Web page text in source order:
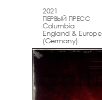
2021
ПЕРВЫЙ ПРЕСС
Columbia
England & Europe
(Germany)